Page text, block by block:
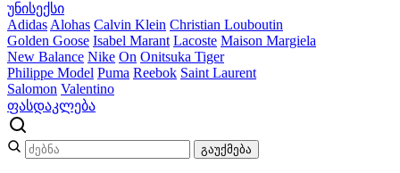
უნისექსი
Adidas Alohas Calvin Klein Christian Louboutin
Golden Goose Isabel Marant Lacoste Maison Margiela
New Balance Nike On Onitsuka Tiger
Philippe Model Puma Reebok Saint Laurent
Salomon Valentino
ფასდაკლება
გაუქმება